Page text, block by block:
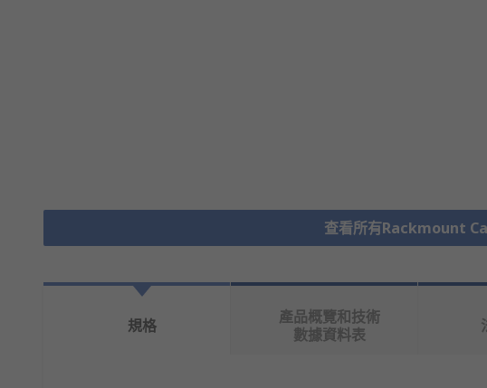
查看所有Rackmount
規格
產品概覽和技術
數據資料表